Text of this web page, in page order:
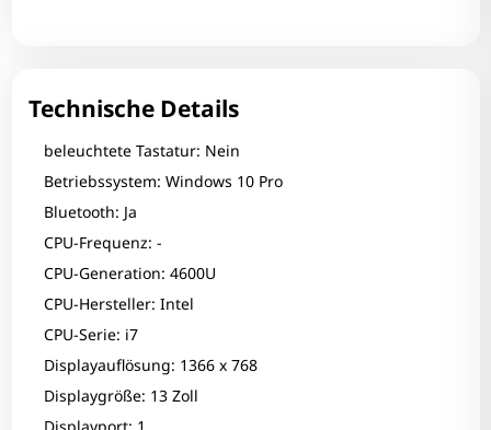
Technische Details
beleuchtete Tastatur: Nein
Betriebssystem: Windows 10 Pro
Bluetooth: Ja
CPU-Frequenz: -
CPU-Generation: 4600U
CPU-Hersteller: Intel
CPU-Serie: i7
Displayauflösung: 1366 x 768
Displaygröße: 13 Zoll